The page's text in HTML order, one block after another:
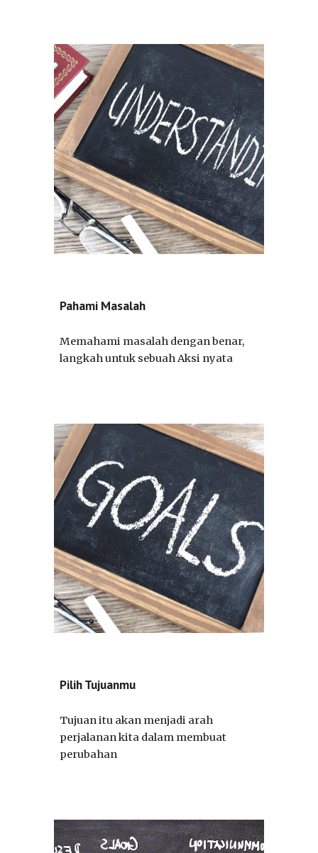
Pahami Masalah
Memahami masalah dengan benar,
langkah untuk sebuah Aksi nyata
Pilih Tujuanmu
Tujuan itu akan menjadi arah
perjalanan kita dalam membuat
perubahan